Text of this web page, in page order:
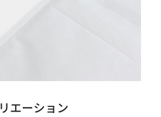
エーション